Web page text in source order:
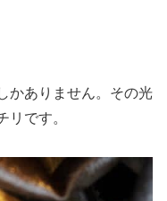
かありません。その光
リです。